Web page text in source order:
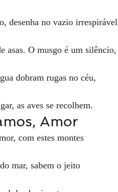
desenha no vazio irrespirável
asas. O musgo é um silêncio,
dobram rugas no céu,
as aves se recolhem.
Amor
com estes montes
mar, sabem o jeito